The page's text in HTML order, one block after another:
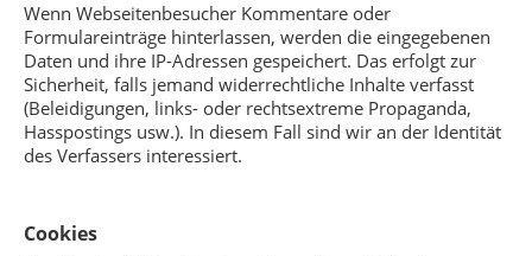
Wenn Webseitenbesucher Kommentare oder
Formulareinträge hinterlassen, werden die eingegebenen
Daten und ihre IP-Adressen gespeichert. Das erfolgt zur
Sicherheit, falls jemand widerrechtliche Inhalte verfasst
(Beleidigungen, links- oder rechtsextreme Propaganda,
Hasspostings usw.). In diesem Fall sind wir an der Identität
des Verfassers interessiert.
Cookies